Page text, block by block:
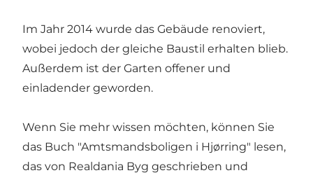
Im Jahr 2014 wurde das Gebäude renoviert,
wobei jedoch der gleiche Baustil erhalten blieb.
Außerdem ist der Garten offener und
einladender geworden.
Wenn Sie mehr wissen möchten, können Sie
das Buch "Amtsmandsboligen i Hjørring" lesen,
das von Realdania Byg geschrieben und